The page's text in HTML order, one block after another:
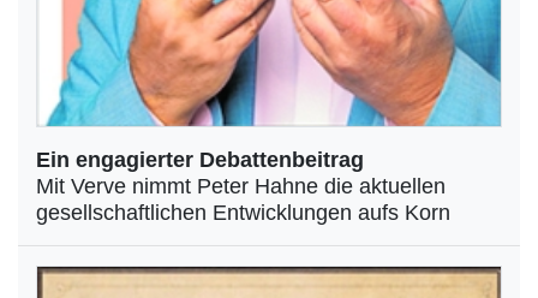
Ein engagierter Debattenbeitrag
Mit Verve nimmt Peter Hahne die aktuellen
gesellschaftlichen Entwicklungen aufs Korn